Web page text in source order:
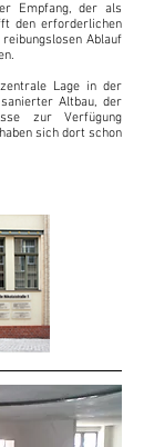
Empfang, der als
den erforderlichen
Ablauf
Lage in der
Altbau, der
zur Verfügung
sich dort schon